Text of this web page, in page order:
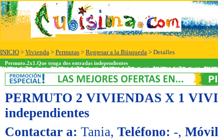
INICIO > Vivienda > Permutas > Regresar a la Búsqueda > Detalles
Permuto.2x1.Que tenga dos entradas independientes
PERMUTO 2 VIVIENDAS X 1
independientes
Contactar a: Tania, Teléfono: -,